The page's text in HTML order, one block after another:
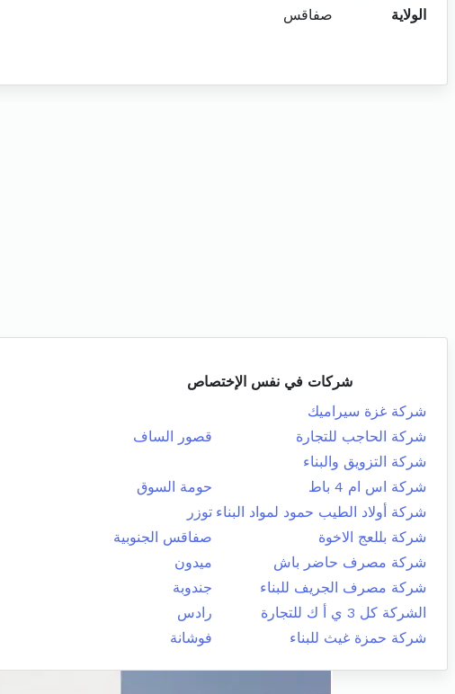
الولاية
صفاقس
شركات في نفس الإختصاص
شركة غزة سيراميك
شركة الحاجب للتجارة
قصور الساف
شركة التزويق والبناء
شركة اس ام 4 باط
حومة السوق
شركة أولاد الطيب حمود لمواد البناء توزر
شركة بللعج الاخوة
صفاقس الجنوبية
شركة مصرف حاضر باش
ميدون
شركة مصرف الجريف للبناء
جندوبة
الشركة كل 3 ي أ ك للتجارة
رادس
شركة حمزة غيث للبناء
فوشانة